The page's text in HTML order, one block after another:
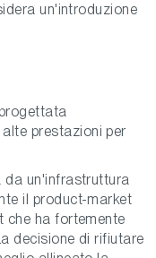
un'introduzione
prestazioni per
un'infrastruttura
il product-market
che ha fortemente
decisione di rifiutare